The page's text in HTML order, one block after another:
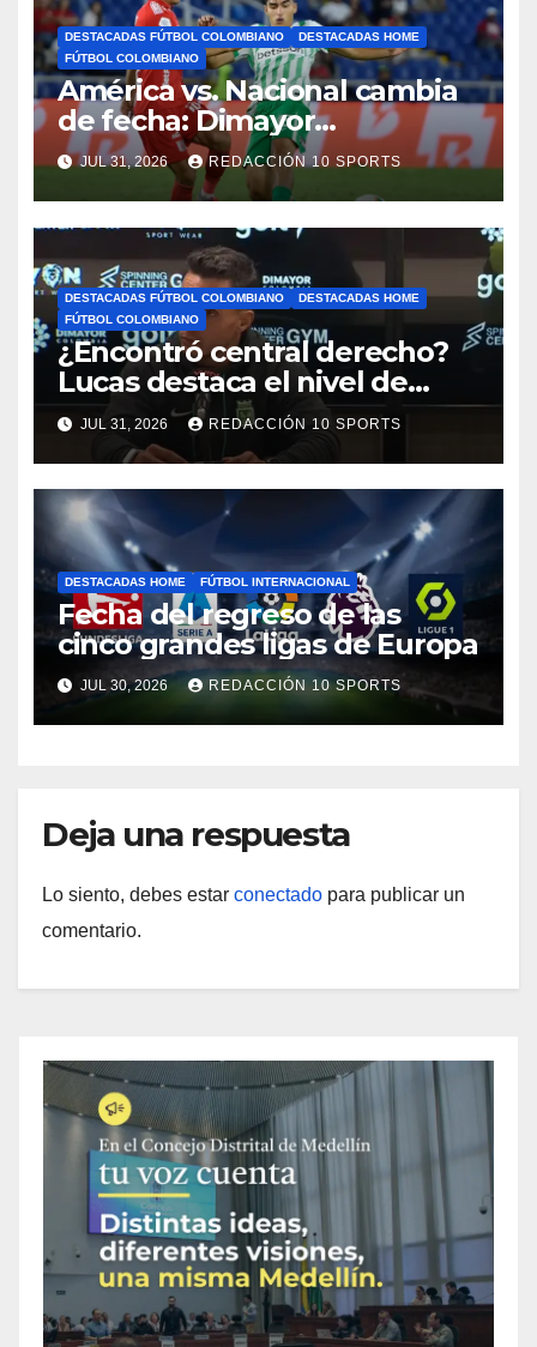
DESTACADAS FÚTBOL COLOMBIANO
DESTACADAS HOME
FÚTBOL COLOMBIANO
América vs. Nacional cambia
de fecha: Dimayor
reprogramó el clásico por
motivos de seguridad
JUL 31, 2026 REDACCIÓN 10 SPORTS
DESTACADAS FÚTBOL COLOMBIANO
DESTACADAS HOME
FÚTBOL COLOMBIANO
¿Encontró central derecho?
Lucas destaca el nivel de
Néider Parra
JUL 31, 2026 REDACCIÓN 10 SPORTS
DESTACADAS HOME FÚTBOL INTERNACIONAL
Fecha del regreso de las
cinco grandes ligas de Europa
JUL 30, 2026 REDACCIÓN 10 SPORTS
Deja una respuesta
Lo siento, debes estar conectado para publicar un
comentario.